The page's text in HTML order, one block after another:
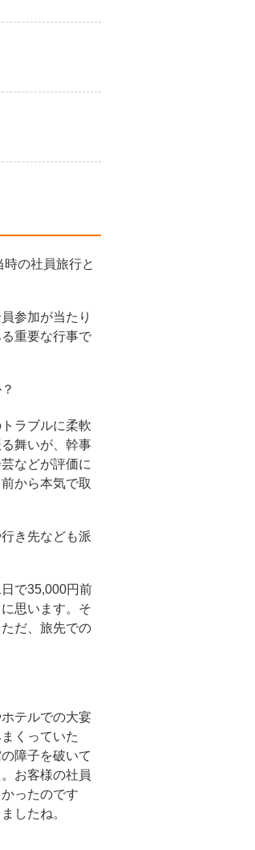
の社員旅行と
参加が当たり
重要な行事で
ラブルに柔軟
舞いが、幹事
などが評価に
から本気で取
き先なども派
で35,000円前
思います。そ
だ、旅先での
テルでの大宴
くっていた
障子を破いて
お客様の社員
ったのです
したね。